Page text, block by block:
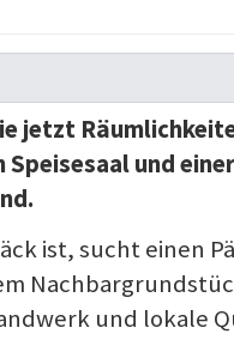
jetzt
und
ist, sucht einen
und lokale